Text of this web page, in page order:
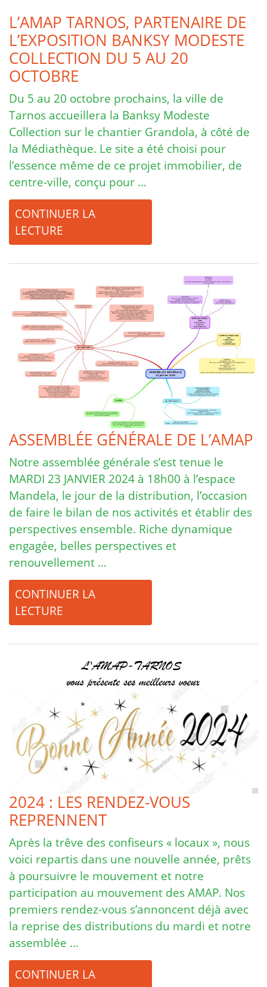
L’AMAP TARNOS, PARTENAIRE DE
L’EXPOSITION BANKSY MODESTE
COLLECTION DU 5 AU 20
OCTOBRE
Du 5 au 20 octobre prochains, la ville de
Tarnos accueillera la Banksy Modeste
Collection sur le chantier Grandola, à côté de
la Médiathèque. Le site a été choisi pour
l’essence même de ce projet immobilier, de
centre-ville, conçu pour …
CONTINUER LA
LECTURE
ASSEMBLÉE GÉNÉRALE DE L’AMAP
Notre assemblée générale s’est tenue le
MARDI 23 JANVIER 2024 à 18h00 à l’espace
Mandela, le jour de la distribution, l’occasion
de faire le bilan de nos activités et établir des
perspectives ensemble. Riche dynamique
engagée, belles perspectives et
renouvellement …
CONTINUER LA
LECTURE
2024 : LES RENDEZ-VOUS
REPRENNENT
Après la trêve des confiseurs « locaux », nous
voici repartis dans une nouvelle année, prêts
à poursuivre le mouvement et notre
participation au mouvement des AMAP. Nos
premiers rendez-vous s’annoncent déjà avec
la reprise des distributions du mardi et notre
assemblée …
CONTINUER LA